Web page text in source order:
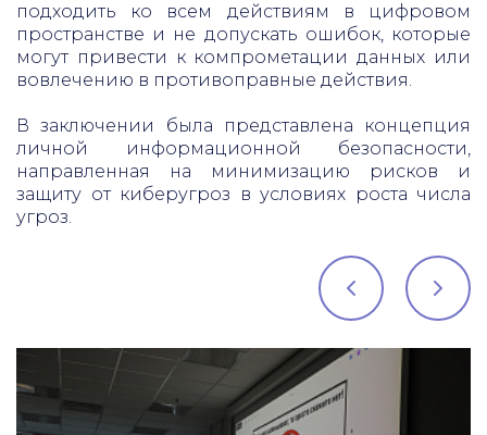
подходить ко всем действиям в цифровом
пространстве и не допускать ошибок, которые
могут привести к компрометации данных или
вовлечению в противоправные действия.
В заключении была представлена концепция
личной информационной безопасности,
направленная на минимизацию рисков и
защиту от киберугроз в условиях роста числа
угроз.